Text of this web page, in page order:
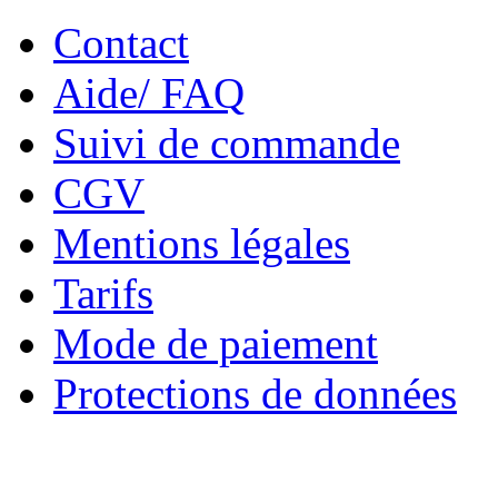
Contact
Aide/ FAQ
Suivi de commande
CGV
Mentions légales
Tarifs
Mode de paiement
Protections de données